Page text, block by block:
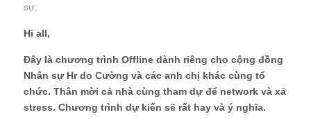
sự;
Hi all,
Đây là chương trình Offline dành riêng cho cộng đồng
Nhân sự Hr do Cường và các anh chị khác cùng tổ
chức. Thân mời cả nhà cùng tham dự để network và xả
stress. Chương trình dự kiến sẽ rất hay và ý nghĩa.